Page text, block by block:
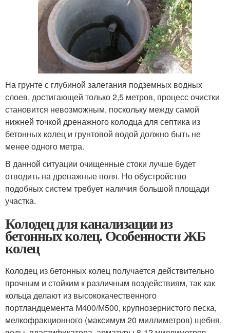
На грунте с глубиной залегания подземных водных
слоев, достигающей только 2,5 метров, процесс очистки
становится невозможным, поскольку между самой
нижней точкой дренажного колодца для септика из
бетонных колец и грунтовой водой должно быть не
менее одного метра.
В данной ситуации очищенные стоки лучше будет
отводить на дренажные поля. Но обустройство
подобных систем требует наличия большой площади
участка.
Колодец для канализации из
бетонных колец. Особенности ЖБ
колец
Колодец из бетонных колец получается действительно
прочным и стойким к различным воздействиям, так как
кольца делают из высококачественного
портландцемента М400/М500, крупнозернистого песка,
мелкофракционного (максимум 20 миллиметров) щебня,